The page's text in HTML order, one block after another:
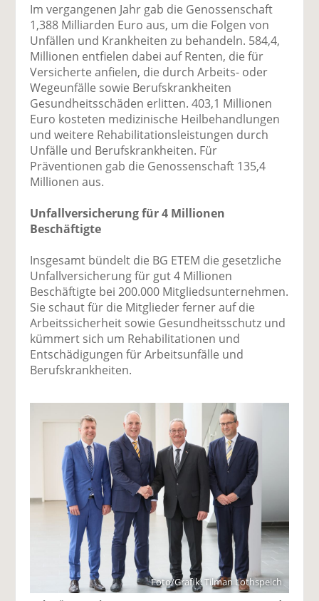
Im vergangenen Jahr gab die Genossenschaft
1,388 Milliarden Euro aus, um die Folgen von
Unfällen und Krankheiten zu behandeln. 584,4,
Millionen entfielen dabei auf Renten, die für
Versicherte anfielen, die durch Arbeits- oder
Wegeunfälle sowie Berufskrankheiten
Gesundheitsschäden erlitten. 403,1 Millionen
Euro kosteten medizinische Heilbehandlungen
und weitere Rehabilitationsleistungen durch
Unfälle und Berufskrankheiten. Für
Präventionen gab die Genossenschaft 135,4
Millionen aus.
Unfallversicherung für 4 Millionen
Beschäftigte
Insgesamt bündelt die BG ETEM die gesetzliche
Unfallversicherung für gut 4 Millionen
Beschäftigte bei 200.000 Mitgliedsunternehmen.
Sie schaut für die Mitglieder ferner auf die
Arbeitssicherheit sowie Gesundheitsschutz und
kümmert sich um Rehabilitationen und
Entschädigungen für Arbeitsunfälle und
Berufskrankheiten.
Foto/Grafik: Tilman Lothspeich